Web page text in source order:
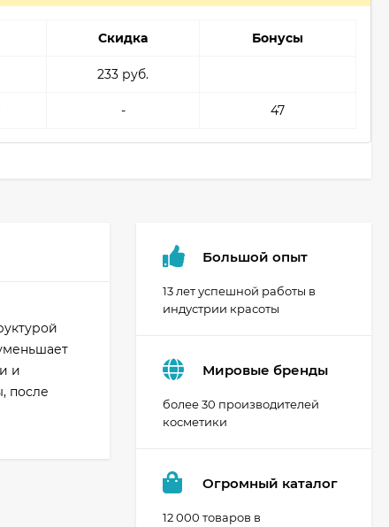
Скидка Бонусы
233 руб.
- 47
и
после
Большой опыт
13 лет успешной работы в
индустрии красоты
Мировые бренды
более 30 производителей
косметики
Огромный каталог
12 000 товаров в